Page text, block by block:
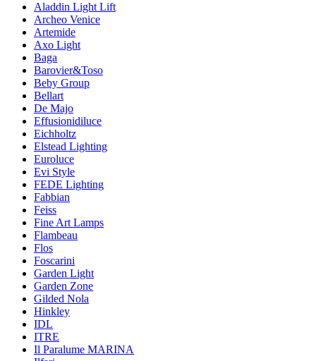
Aladdin Light Lift
Archeo Venice
Artemide
Axo Light
Baga
Barovier&Toso
Beby Group
Bellart
De Majo
Effusionidiluce
Eichholtz
Elstead Lighting
Euroluce
Evi Style
FEDE Lighting
Fabbian
Feiss
Fine Art Lamps
Flambeau
Flos
Foscarini
Garden Light
Garden Zone
Gilded Nola
Hinkley
IDL
ITRE
Il Paralume MARINA